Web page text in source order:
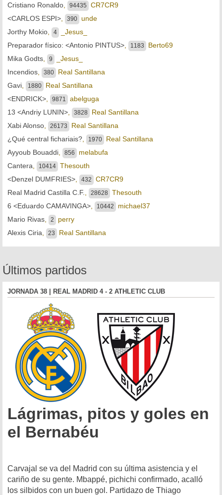
Cristiano Ronaldo
94435
CR7CR9
<CARLOS ESPI>
390
unde
Jorthy Mokio
4
_Jesus_
Preparador físico: <Antonio PINTUS>
1183
Berto69
Mika Godts
9
_Jesus_
Incendios
380
Real Santillana
Gavi
1880
Real Santillana
<ENDRICK>
9871
abelguga
13 <Andriy LUNIN>
3828
Real Santillana
Xabi Alonso
26173
Real Santillana
¿Qué central fichariais?
1970
Real Santillana
Ayyoub Bouaddi
856
melabufa
Cantera
10414
Thesouth
<Denzel DUMFRIES>
432
CR7CR9
Real Madrid Castilla C.F.
28628
Thesouth
6 <Eduardo CAMAVINGA>
10442
michael37
Mario Rivas
2
perry
Alexis Ciria
23 Real Santillana
Últimos partidos
JORNADA 38 | REAL MADRID 4 - 2 ATHLETIC CLUB
Lágrimas, pitos y goles en
el Bernabéu
Carvajal se va del Madrid con su última asistencia y el
cariño de su gente. Mbappé, pichichi confirmado, acalló
los silbidos con un buen gol. Partidazo de Thiago